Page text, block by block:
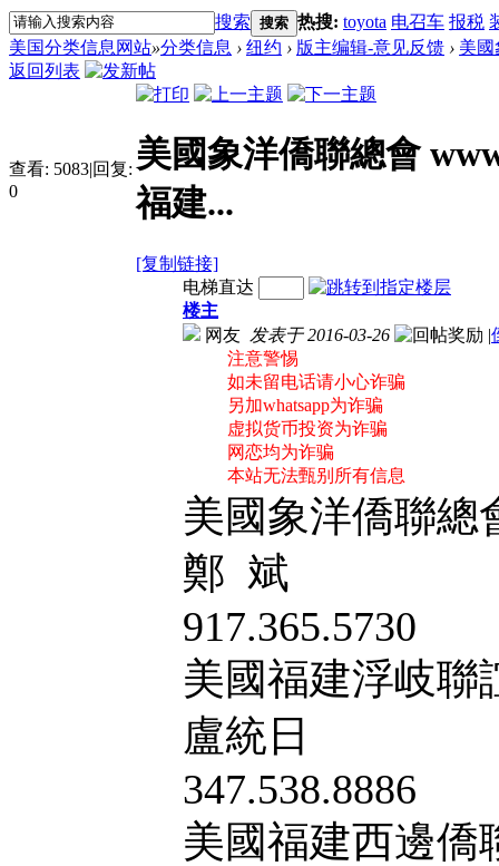
搜索 搜索 热搜: toyota 电召车 报税
美国分类信息网站»分类信息 › 纽约 › 版主编辑-意见反馈 › 美國
返回列表
查看: 5083|回复:
0
美國象洋僑聯總會
福建...
[复制链接]
电梯直达
楼主
网友 发表于 2016-03-26 |
注意警惕
如未留电话请小心诈骗
另加whatsapp为诈骗
虚拟货币投资为诈骗
网恋均为诈骗
本站无法甄别所有信息
美國象洋僑聯
鄭 斌
917.365.5730
美國福建浮岐
盧統日
347.538.8886
美國福建西邊